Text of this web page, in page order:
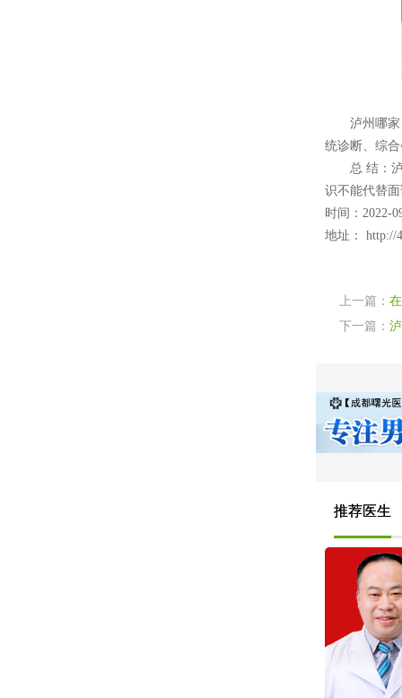
泸州哪家男
统诊断、综
总 结：泸
识不能代替
时间：2022-
地址：
http://
上一篇：
下一篇：
推荐医生